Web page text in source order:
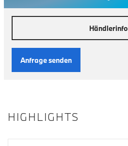
Händlerinfo
Anfrage senden
HIGHLIGHTS